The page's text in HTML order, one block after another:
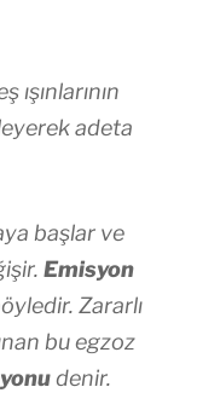
adeta
başlar ve
Emisyon
Zararlı
bu egzoz
denir.